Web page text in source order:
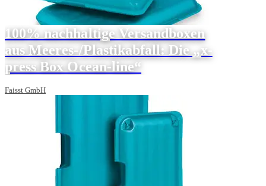
100% nachhaltige Versandboxen
aus Meeres-/Plastikabfall: Die „x-
press Box Ocean-line“
Faisst GmbH